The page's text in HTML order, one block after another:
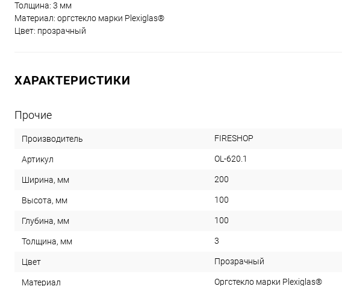
Толщина: 3 мм
Материал: оргстекло марки Plexiglas®
Цвет: прозрачный
ХАРАКТЕРИСТИКИ
Прочие
Производитель FIRESHOP
Артикул OL-620.1
Ширина, мм 200
Высота, мм 100
Глубина, мм 100
Толщина, мм 3
Цвет Прозрачный
Материал Оргстекло марки Plexiglas®